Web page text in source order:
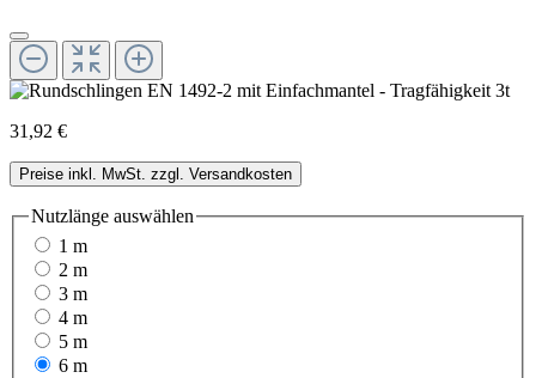
31,92 €
Preise inkl. MwSt. zzgl. Versandkosten
Nutzlänge auswählen
1 m
2 m
3 m
4 m
5 m
6 m